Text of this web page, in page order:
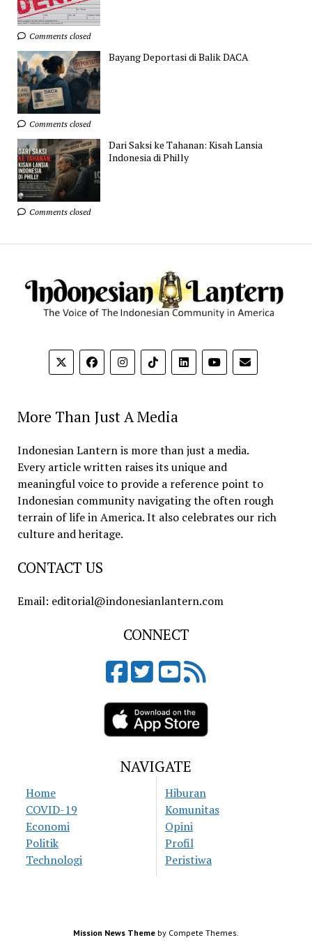
Comments closed
Bayang Deportasi di Balik DACA
Comments closed
Dari Saksi ke Tahanan: Kisah Lansia
Indonesia di Philly
Comments closed
More Than Just A Media
Indonesian Lantern is more than just a media.
Every article written raises its unique and
meaningful voice to provide a reference point to
Indonesian community navigating the often rough
terrain of life in America. It also celebrates our rich
culture and heritage.
CONTACT US
Email: editorial@indonesianlantern.com
CONNECT
NAVIGATE
Home
COVID-19
Economi
Politik
Technologi
Hiburan
Komunitas
Opini
Profil
Peristiwa
Mission News Theme by Compete Themes.